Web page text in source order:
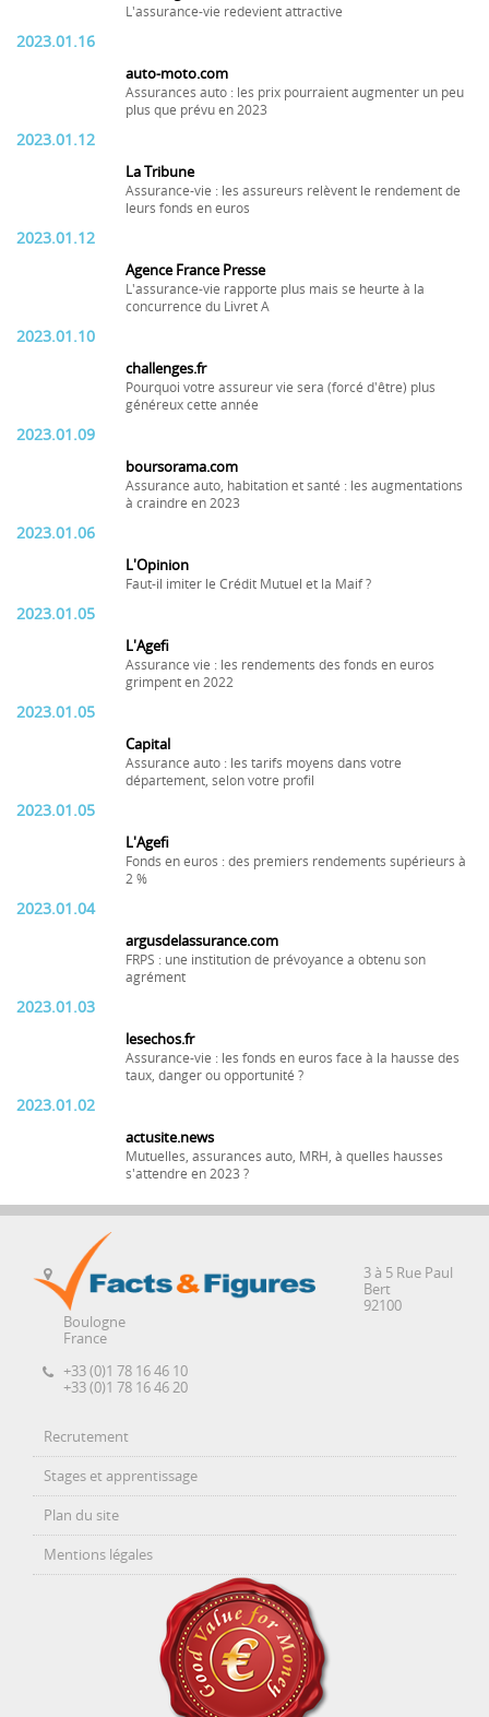
L'assurance-vie redevient attractive
2023.01.16
auto-moto.com
Assurances auto : les prix pourraient augmenter un peu
plus que prévu en 2023
2023.01.12
La Tribune
Assurance-vie : les assureurs relèvent le rendement de
leurs fonds en euros
2023.01.12
Agence France Presse
L'assurance-vie rapporte plus mais se heurte à la
concurrence du Livret A
2023.01.10
challenges.fr
Pourquoi votre assureur vie sera (forcé d'être) plus
généreux cette année
2023.01.09
boursorama.com
Assurance auto, habitation et santé : les augmentations
à craindre en 2023
2023.01.06
L'Opinion
Faut-il imiter le Crédit Mutuel et la Maif ?
2023.01.05
L'Agefi
Assurance vie : les rendements des fonds en euros
grimpent en 2022
2023.01.05
Capital
Assurance auto : les tarifs moyens dans votre
département, selon votre profil
2023.01.05
L'Agefi
Fonds en euros : des premiers rendements supérieurs à
2 %
2023.01.04
argusdelassurance.com
FRPS : une institution de prévoyance a obtenu son
agrément
2023.01.03
lesechos.fr
Assurance-vie : les fonds en euros face à la hausse des
taux, danger ou opportunité ?
2023.01.02
actusite.news
Mutuelles, assurances auto, MRH, à quelles hausses
s'attendre en 2023 ?
3 à 5 Rue Paul
Bert
92100
Boulogne
France
+33 (0)1 78 16 46 10
+33 (0)1 78 16 46 20
Recrutement
Stages et apprentissage
Plan du site
Mentions légales